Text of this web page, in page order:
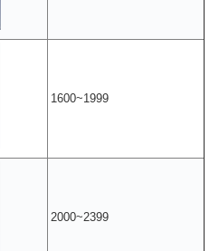
1600~1999
2000~2399